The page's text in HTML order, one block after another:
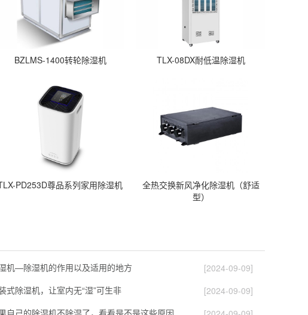
BZLMS-1400转轮除湿机 TLX-08DX耐低温除湿机
PD253D尊品系列家用除湿机
全热交换新风净化除湿机（舒适
型）
机—除湿机的作用以及适用的地方
[2024-09-09]
式除湿机，让室内无“湿”可生非
[2024-09-09]